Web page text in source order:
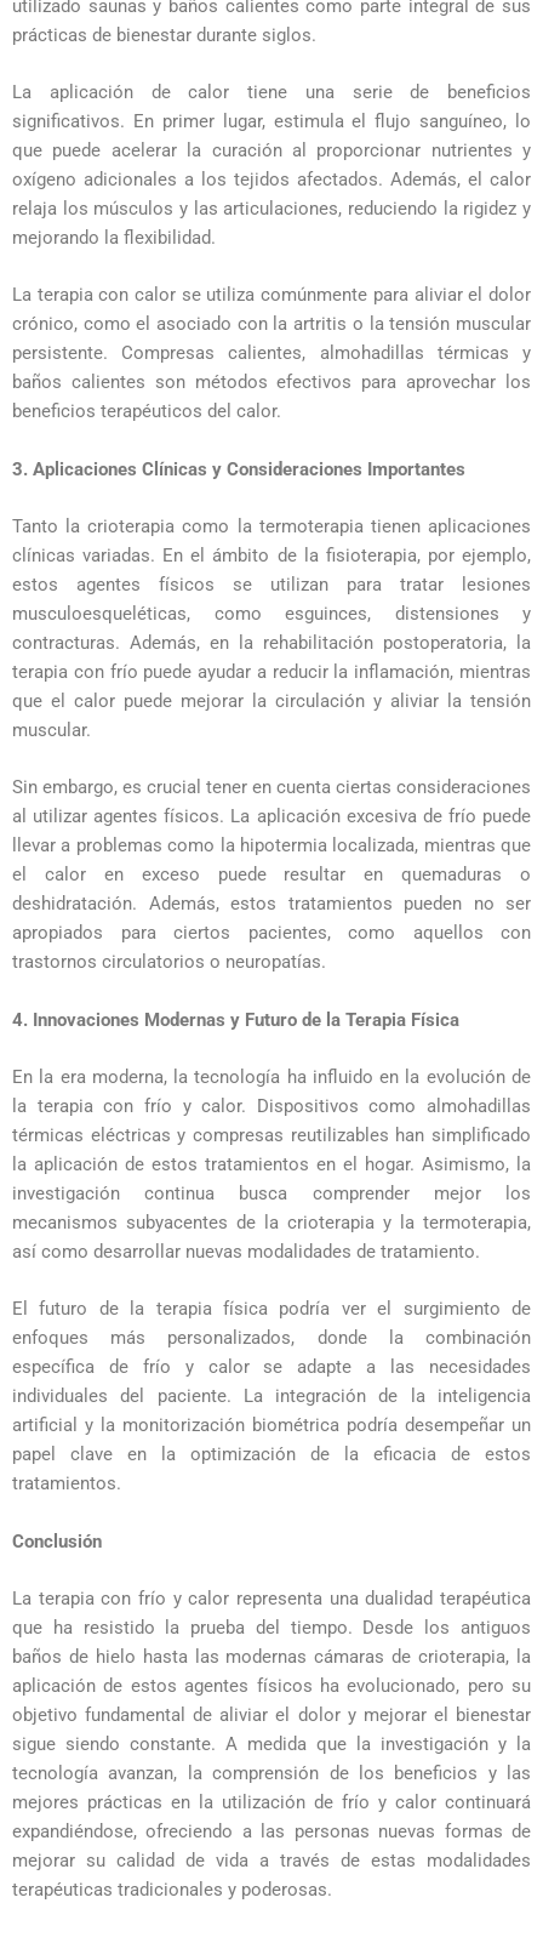
utilizado saunas y baños calientes como parte integral de sus
prácticas de bienestar durante siglos.
La aplicación de calor tiene una serie de beneficios
significativos. En primer lugar, estimula el flujo sanguíneo, lo
que puede acelerar la curación al proporcionar nutrientes y
oxígeno adicionales a los tejidos afectados. Además, el calor
relaja los músculos y las articulaciones, reduciendo la rigidez y
mejorando la flexibilidad.
La terapia con calor se utiliza comúnmente para aliviar el dolor
crónico, como el asociado con la artritis o la tensión muscular
persistente. Compresas calientes, almohadillas térmicas y
baños calientes son métodos efectivos para aprovechar los
beneficios terapéuticos del calor.
3. Aplicaciones Clínicas y Consideraciones Importantes
Tanto la crioterapia como la termoterapia tienen aplicaciones
clínicas variadas. En el ámbito de la fisioterapia, por ejemplo,
estos agentes físicos se utilizan para tratar lesiones
musculoesqueléticas, como esguinces, distensiones y
contracturas. Además, en la rehabilitación postoperatoria, la
terapia con frío puede ayudar a reducir la inflamación, mientras
que el calor puede mejorar la circulación y aliviar la tensión
muscular.
Sin embargo, es crucial tener en cuenta ciertas consideraciones
al utilizar agentes físicos. La aplicación excesiva de frío puede
llevar a problemas como la hipotermia localizada, mientras que
el calor en exceso puede resultar en quemaduras o
deshidratación. Además, estos tratamientos pueden no ser
apropiados para ciertos pacientes, como aquellos con
trastornos circulatorios o neuropatías.
4. Innovaciones Modernas y Futuro de la Terapia Física
En la era moderna, la tecnología ha influido en la evolución de
la terapia con frío y calor. Dispositivos como almohadillas
térmicas eléctricas y compresas reutilizables han simplificado
la aplicación de estos tratamientos en el hogar. Asimismo, la
investigación continua busca comprender mejor los
mecanismos subyacentes de la crioterapia y la termoterapia,
así como desarrollar nuevas modalidades de tratamiento.
El futuro de la terapia física podría ver el surgimiento de
enfoques más personalizados, donde la combinación
específica de frío y calor se adapte a las necesidades
individuales del paciente. La integración de la inteligencia
artificial y la monitorización biométrica podría desempeñar un
papel clave en la optimización de la eficacia de estos
tratamientos.
Conclusión
La terapia con frío y calor representa una dualidad terapéutica
que ha resistido la prueba del tiempo. Desde los antiguos
baños de hielo hasta las modernas cámaras de crioterapia, la
aplicación de estos agentes físicos ha evolucionado, pero su
objetivo fundamental de aliviar el dolor y mejorar el bienestar
sigue siendo constante. A medida que la investigación y la
tecnología avanzan, la comprensión de los beneficios y las
mejores prácticas en la utilización de frío y calor continuará
expandiéndose, ofreciendo a las personas nuevas formas de
mejorar su calidad de vida a través de estas modalidades
terapéuticas tradicionales y poderosas.